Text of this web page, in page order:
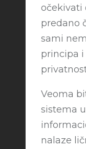
očekivati
predano
sami
principa
Veoma
sistema
nalaze